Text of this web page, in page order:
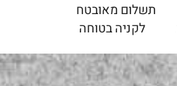
תשלום מאובטח
לקניה בטוחה